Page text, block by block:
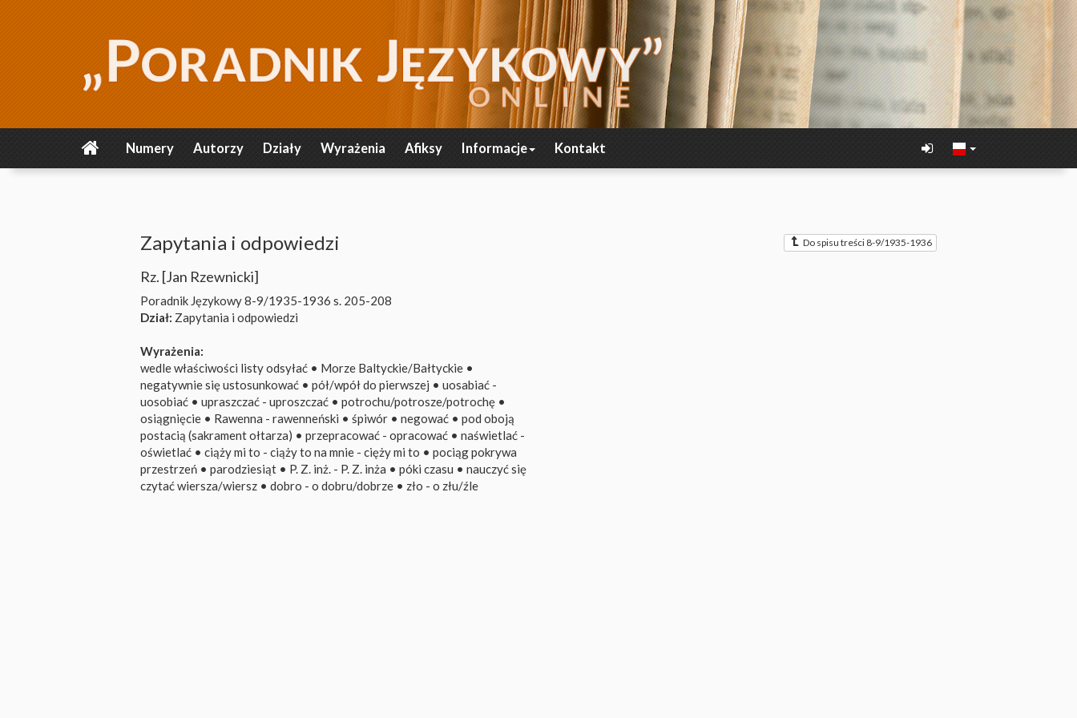
Numery Autorzy Działy Wyrażenia Afiksy Informacje Kontakt
Do spisu treści 8-9/1935-1936
Zapytania i odpowiedzi
Rz. [Jan Rzewnicki]
Poradnik Językowy 8-9/1935-1936 s. 205-208
Dział: Zapytania i odpowiedzi
Wyrażenia:
wedle właściwości listy odsyłać • Morze Baltyckie/Bałtyckie •
negatywnie się ustosunkować • pół/wpół do pierwszej • uosabiać -
uosobiać • upraszczać - uproszczać • potrochu/potrosze/potrochę •
osiągnięcie • Rawenna - rawenneński • śpiwór • negować • pod oboją
postacią (sakrament ołtarza) • przepracować - opracować • naświetlać -
oświetlać • ciąży mi to - ciąży to na mnie - cięży mi to • pociąg pokrywa
przestrzeń • parodziesiąt • P. Z. inż. - P. Z. inża • póki czasu • nauczyć się
czytać wiersza/wiersz • dobro - o dobru/dobrze • zło - o złu/źle